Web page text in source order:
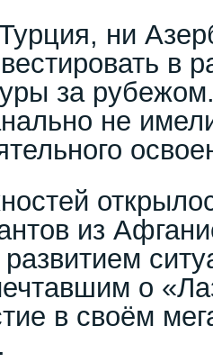
ни
в
за
не
из
о
в своём